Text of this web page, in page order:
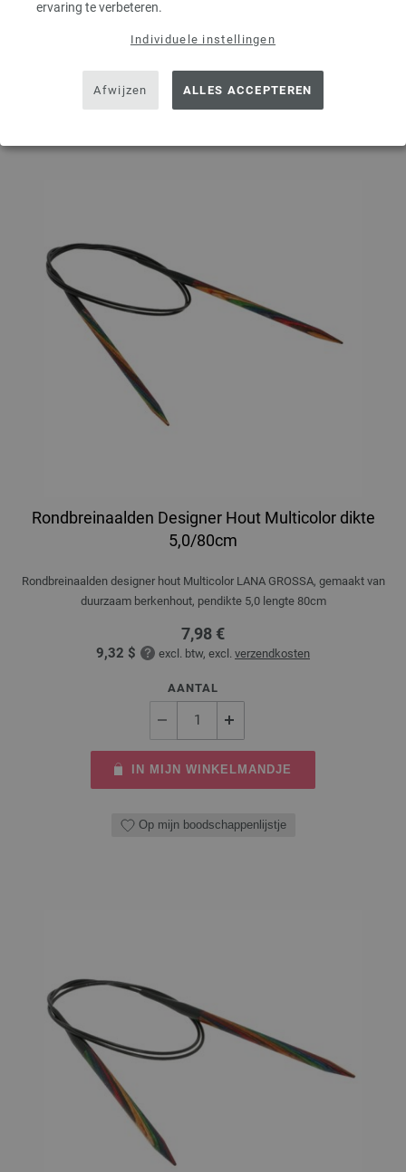
ervaring te verbeteren.
Individuele instellingen
Afwijzen ALLES ACCEPTEREN
IN MIJN WINKELMANDJE
Op mijn boodschappenlijstje
Rondbreinaalden Designer Hout Multicolor dikte
5,0/80cm
Rondbreinaalden designer hout Multicolor LANA GROSSA, gemaakt van
duurzaam berkenhout, pendikte 5,0 lengte 80cm
7,98 €
9,32 $ excl. btw, excl. verzendkosten
AANTAL
IN MIJN WINKELMANDJE
Op mijn boodschappenlijstje